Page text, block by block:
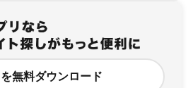
無料ダウンロード